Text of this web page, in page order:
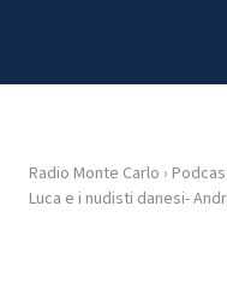
HOME
Radio Monte Carlo ›
Luca e i nudisti danesi-